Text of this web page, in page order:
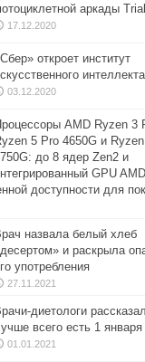
аркады
17.12.2020
откроет институт
03.12.2020
AMD Ryzen 3
5 Pro 4650G и
до 8 ядер Zen2 и
GPU
доступности для
назвала белый хлеб
и раскрыла
употребления
27.11.2021
диетологи
всего есть 1 января
01.01.2021